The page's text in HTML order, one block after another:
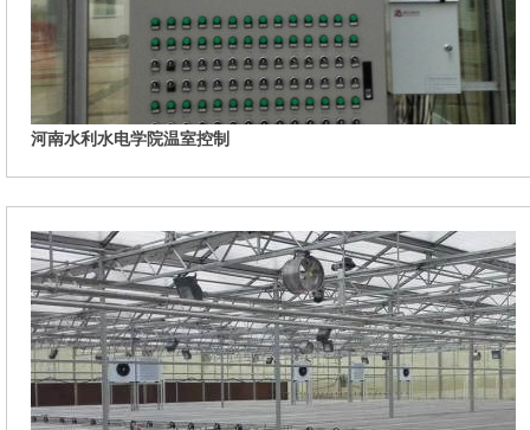
河南水利水电学院温室控制